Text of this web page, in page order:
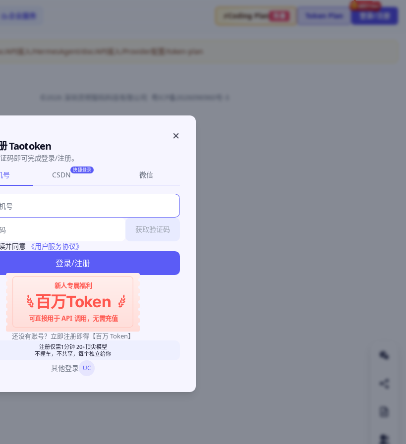
企业服务 ⚡Coding Plan Token Plan 登录/注册
API接入/HermesAgent/doc/API接入/Provider配置/token-plan
关注
邀请
Taotoken
码即可完成登录/注册。
号
CSDN
快捷登录
微信
获取验证码
并同意
《用户服务协议》
登录/注册
新人专属福利
百万Token
可直接用于 API 调用，无需充值
还没有账号？立即注册即得【百万 Token】
注册仅需1分钟 20+顶尖模型
不撞车，不共享，每个独立给你
其他登录 UC